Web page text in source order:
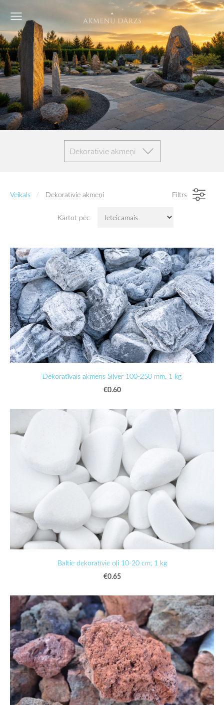
Dekoratīvie akmeņi
Veikals Dekoratīvie akmeņi Filtrs
Kārtot pēc
Dekoratīvais akmens Silver 100-250 mm, 1 kg
€0.60
Baltie dekoratīvie oļi 10-20 cm, 1 kg
€0.65